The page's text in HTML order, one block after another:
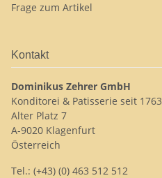
Frage zum Artikel
Kontakt
Dominikus Zehrer GmbH
Konditorei & Patisserie seit 1763
Alter Platz 7
A-9020 Klagenfurt
Österreich
Tel.: (+43) (0) 463 512 512